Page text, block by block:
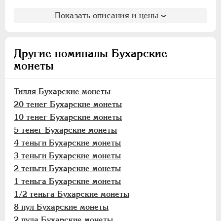
Показать описания и цены
Другие номиналы Бухарские
монеты
Тилля Бухарские монеты
20 тенег Бухарские монеты
10 тенег Бухарские монеты
5 тенег Бухарские монеты
4 теньги Бухарские монеты
3 теньги Бухарские монеты
2 теньги Бухарские монеты
1 теньга Бухарские монеты
1/2 теньга Бухарские монеты
8 пул Бухарские монеты
4 теньги
3 теньги
1 теньга
1/2 теньга
8 пул
4 пула
2 пула
Пул
Хивинское ханство
Хорезмская Республика
Йеверские монеты